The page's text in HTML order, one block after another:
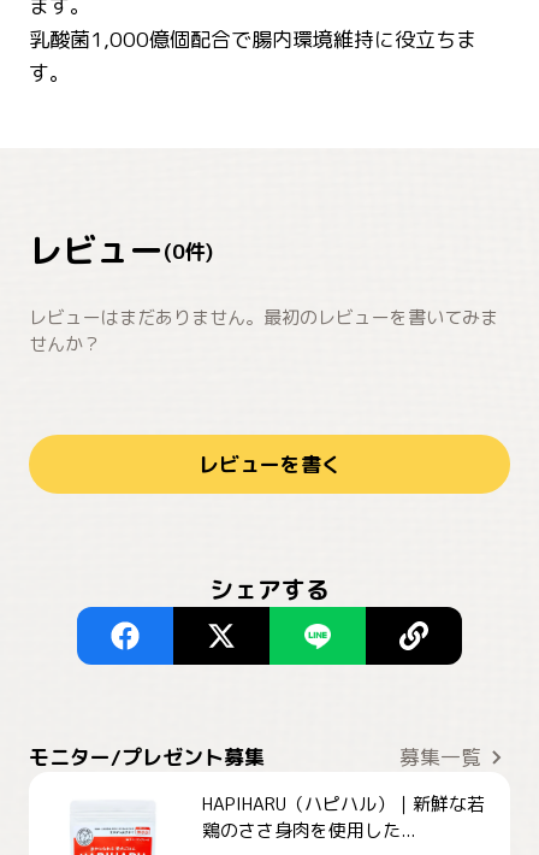
ます。
乳酸菌1,000億個配合で腸内環境維持に役立ちま
す。
レビュー(0件)
レビューはまだありません。最初のレビューを書いてみま
せんか？
レビューを書く
シェアする
モニター/プレゼント募集 募集一覧
HAPIHARU（ハピハル）｜新鮮な若
鶏のささ身肉を使用した...